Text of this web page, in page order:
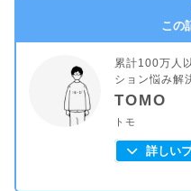
この
累計100万人
ション悩み解
TOMO
トモ
詳しい